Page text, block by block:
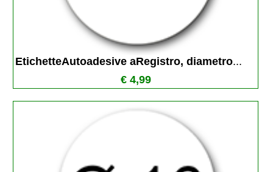
EtichetteAutoadesive aRegistro, diametro...
€ 4,99